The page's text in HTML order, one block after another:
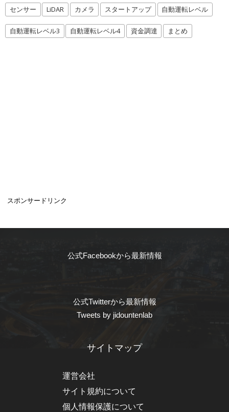
センサー LiDAR カメラ スタートアップ 自動運転レベル
自動運転レベル3 自動運転レベル4 資金調達 まとめ
スポンサードリンク
公式Facebookから最新情報
公式Twitterから最新情報
Tweets by jidountenlab
サイトマップ
運営会社
サイト規約について
個人情報保護について